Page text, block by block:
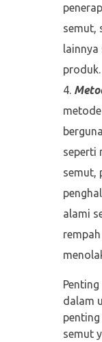
semut,
lainnya
produk.
seperti
semut,
alami
dalam
semut